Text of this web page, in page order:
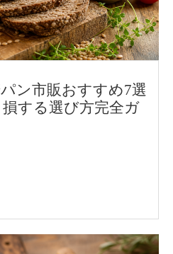
ン市販おすすめ7選
損する選び方完全ガ